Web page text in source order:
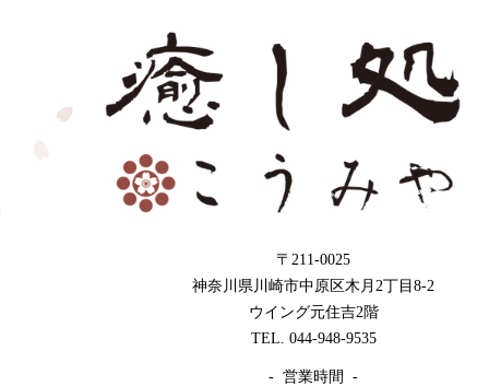
〒211-0025
神奈川県川崎市中原区木月2丁目8-2
ウイング元住吉2階
TEL. 044-948-9535
- 営業時間 -